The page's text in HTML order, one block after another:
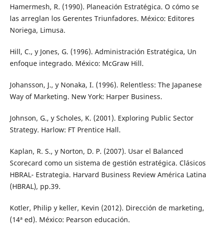
Hamermesh, R. (1990). Planeación Estratégica. O cómo se
las arreglan los Gerentes Triunfadores. México: Editores
Noriega, Limusa.
Hill, C., y Jones, G. (1996). Administración Estratégica, Un
enfoque integrado. México: McGraw Hill.
Johansson, J., y Nonaka, I. (1996). Relentless: The Japanese
Way of Marketing. New York: Harper Business.
Johnson, G., y Scholes, K. (2001). Exploring Public Sector
Strategy. Harlow: FT Prentice Hall.
Kaplan, R. S., y Norton, D. P. (2007). Usar el Balanced
Scorecard como un sistema de gestión estratégica. Clásicos
HBRAL- Estrategia. Harvard Business Review América Latina
(HBRAL), pp.39.
Kotler, Philip y keller, Kevin (2012). Dirección de marketing,
(14ª ed). México: Pearson educación.